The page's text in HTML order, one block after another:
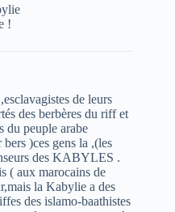
!
de leurs
des berbères du riff et
du peuple arabe
)ces gens la ,(les
des KABYLES .
( aux marocains de
la Kabylie a des
des islamo-baathistes